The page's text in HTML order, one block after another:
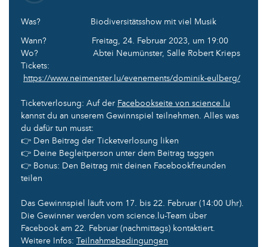
Was? Biodiversitätsshow mit viel Musik
Wann? Freitag, 24. Februar 2023, um 19:00
Wo? Abtei Neumünster, Salle Robert Krieps
Tickets:
https://www.neimenster.lu/evenements/dominik-eulberg/
Ticketverlosung: Auf der Facebookseite von science.lu
kannst du an unserem Gewinnspiel teilnehmen. Alles was
du dafür tun musst:
👉 Den Beitrag der Ticketverlosung liken
👉 Deine Begleitperson unter dem Beitrag taggen
👉 Bonus: Den Beitrag mit deinen Facebookfreunden
teilen
Das Gewinnspiel läuft vom 17. bis 22. Februar (14:00 Uhr).
Die Gewinner werden vom science.lu-Team über
Facebook am 22. Februar (nachmittags) kontaktiert.
Weitere Infos: Teilnahmebedingungen